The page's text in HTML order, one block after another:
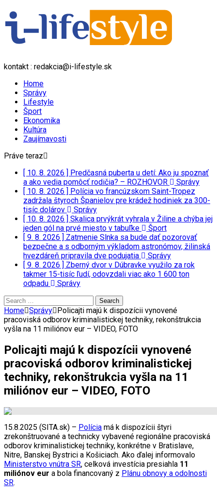
kontakt : redakcia@i-lifestyle.sk
Home
Správy
Lifestyle
Šport
Ekonomika
Kultúra
Zaujímavosti
Práve teraz
[ 10. 8. 2026 ] Predčasná puberta u detí: Ako ju spoznať
a ako vedia pomôcť rodičia? – ROZHOVOR
Správy
[ 10. 8. 2026 ] Polícia vo francúzskom Saint-Tropez
zadržala štyroch Španielov pre krádež hodiniek za 300-
tisíc dolárov
Správy
[ 10. 8. 2026 ] Skalica prvýkrát vyhrala v Žiline a chýba jej
jeden gól na prvé miesto v tabuľke
Šport
[ 9. 8. 2026 ] Zatmenie Slnka sa bude dať pozorovať
bezpečne a s odborným výkladom astronómov, žilinská
hvezdáreň pripravila dve podujatia
Správy
[ 9. 8. 2026 ] Zberný dvor v Dúbravke využilo za rok
takmer 15-tisíc ľudí, odovzdali viac ako 1 600 ton
odpadu
Správy
Search
for:
Home Správy Policajti majú k dispozícii vynovené
pracoviská odborov kriminalistickej techniky, rekonštrukcia
vyšla na 11 miliónov eur – VIDEO, FOTO
Policajti majú k dispozícii vynovené
pracoviská odborov kriminalistickej
techniky, rekonštrukcia vyšla na 11
miliónov eur – VIDEO, FOTO
15.8.2025 (SITA.sk) – Polícia má k dispozícii štyri
zrekonštruované a technicky vybavené regionálne pracoviská
odborov kriminalistickej techniky, konkrétne v Bratislave,
Nitre, Banskej Bystrici a Košiciach. Ako ďalej informovalo
Ministerstvo vnútra SR, celková investícia presiahla 11
miliónov eur a bola financovaný z Plánu obnovy a odolnosti
SR.